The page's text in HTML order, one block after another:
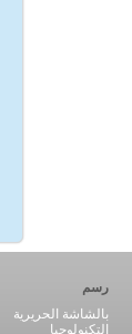
رسم
بالشاشة الحريرية
التكنولوجيا